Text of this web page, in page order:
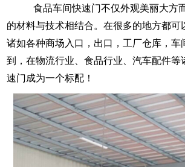
食品车间快速门不仅外观美丽大方
的材料与技术相结合。在很多的地方都可
诸如各种商场入口，出口，工厂仓库，车
到，在物流行业、食品行业、汽车配件等
速门成为一个标配！